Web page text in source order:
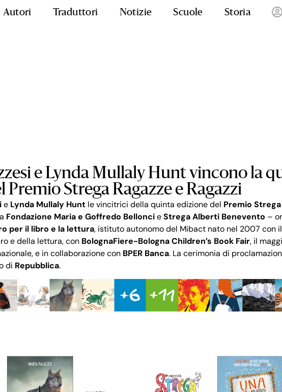
Autori Traduttori Notizie Scuole Storia
e Lynda Mullaly Hunt vincono la
Premio Strega Ragazze e Ragazzi
e Lynda Mullaly Huntle vincitrici della quinta edizione del Premio Strega
Fondazione Maria e Goffredo BelloncieStrega Alberti Benevento –
per il libro e la lettura, istituto autonomo del Mibact nato nel 2007 con
e della lettura, con BolognaFiere-Bologna Children’s Book Fair, il
e in collaborazione con BPER Banca. La cerimonia di
di Repubblica.